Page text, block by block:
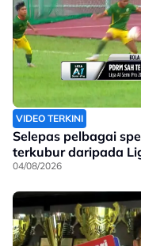
VIDEO TERKINI
Selepas pelbagai
terkubur daripada
04/08/2026